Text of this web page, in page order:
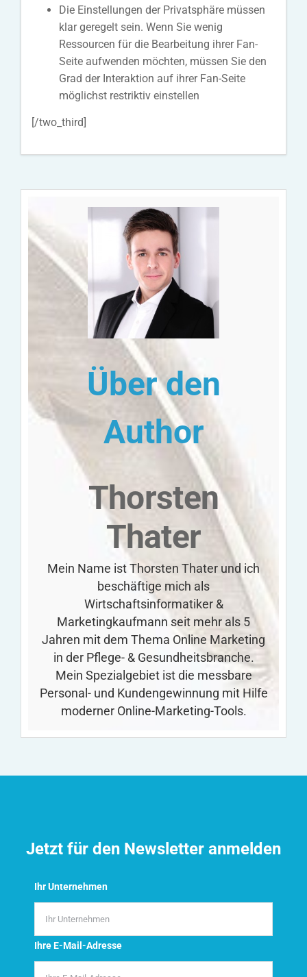
Die Einstellungen der Privatsphäre müssen
klar geregelt sein. Wenn Sie wenig
Ressourcen für die Bearbeitung ihrer Fan-
Seite aufwenden möchten, müssen Sie den
Grad der Interaktion auf ihrer Fan-Seite
möglichst restriktiv einstellen
[/two_third]
Über den
Author
Thorsten
Thater
Mein Name ist Thorsten Thater und ich
beschäftige mich als
Wirtschaftsinformatiker &
Marketingkaufmann seit mehr als 5
Jahren mit dem Thema Online Marketing
in der Pflege- & Gesundheitsbranche.
Mein Spezialgebiet ist die messbare
Personal- und Kundengewinnung mit Hilfe
moderner Online-Marketing-Tools.
Jetzt für den Newsletter anmelden
Ihr Unternehmen
Ihre E-Mail-Adresse